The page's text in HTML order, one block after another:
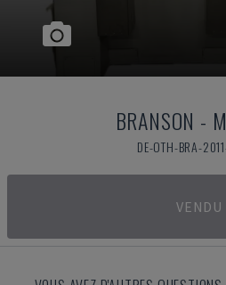
BRANSON -
DE-OTH-BRA-
VENDU